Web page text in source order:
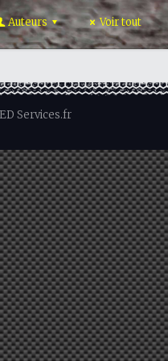
Auteurs Voir tout
ED Services.fr